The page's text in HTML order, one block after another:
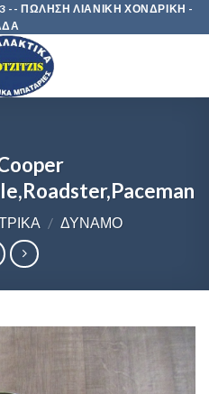
-- ΠΩΛΗΣΗ ΛΙΑΝΙΚΗ ΧΟΝΔΡΙΚΗ -
/ ΔΥΝΑΜΟ